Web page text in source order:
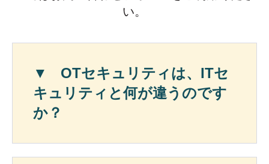
い。
OTセキュリティは、ITセ
キュリティと何が違うのです
か？